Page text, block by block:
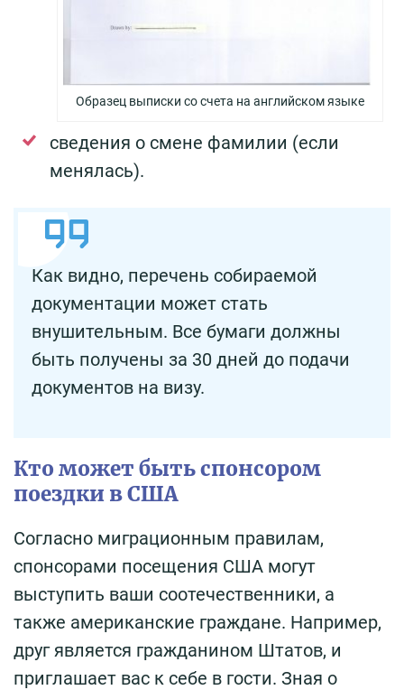
Образец выписки со счета на английском языке
сведения о смене фамилии (если
менялась).
Как видно, перечень собираемой
документации может стать
внушительным. Все бумаги должны
быть получены за 30 дней до подачи
документов на визу.
Кто может быть спонсором
поездки в США
Согласно миграционным правилам,
спонсорами посещения США могут
выступить ваши соотечественники, а
также американские граждане. Например,
друг является гражданином Штатов, и
приглашает вас к себе в гости. Зная о